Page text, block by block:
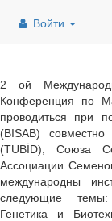
Войти
2 ой
Конференция по
проводиться при
(BISAB)
(TUBİD), Союза
Ассоциации
международны
следующие темы:
Генетика и